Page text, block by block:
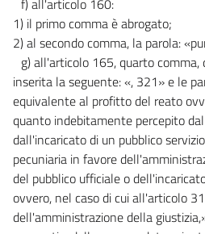
f) all'articolo 160:
1) il primo comma è abrogato;
2) al secondo comma, la parola:
g) all'articolo 165, quarto comma,
inserita la seguente: «, 321» e le
equivalente al profitto del reato
quanto indebitamente percepito
dall'incaricato di un pubblico
pecuniaria in favore
del pubblico ufficiale o
ovvero, nel caso di cui all'articolo
dell'amministrazione della